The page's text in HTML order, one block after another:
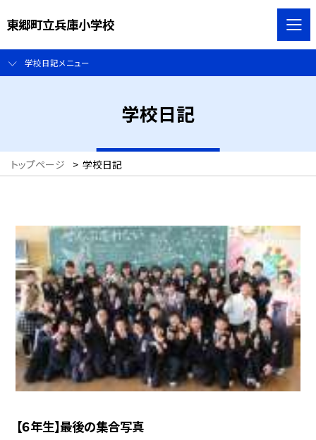
東郷町立兵庫小学校
学校日記メニュー
学校日記
トップページ > 学校日記
【６年生】最後の集合写真